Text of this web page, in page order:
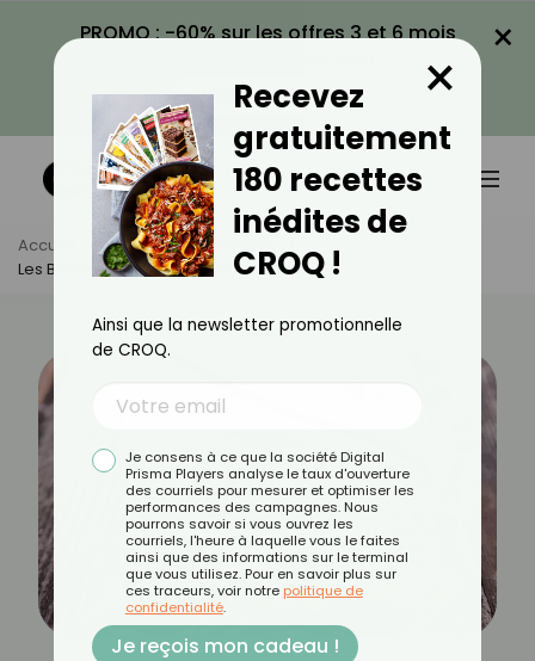
PROMO : -60% sur les offres 3 et 6 mois
VOIR LA PROMO
×
Accueil Actus
Alimentation
Les Blancs En Neige Sont-Ils Caloriques ?
Recevez
gratuitement
180 recettes
inédites de
CROQ !
×
Ainsi que la newsletter promotionnelle
de CROQ.
Je consens à ce que la société Digital
Prisma Players analyse le taux d'ouverture
des courriels pour mesurer et optimiser les
performances des campagnes. Nous
pourrons savoir si vous ouvrez les
courriels, l'heure à laquelle vous le faites
ainsi que des informations sur le terminal
que vous utilisez. Pour en savoir plus sur
ces traceurs, voir notre politique de
confidentialité.
Je reçois mon cadeau !